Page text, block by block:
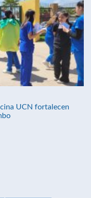
UCN fortalecen